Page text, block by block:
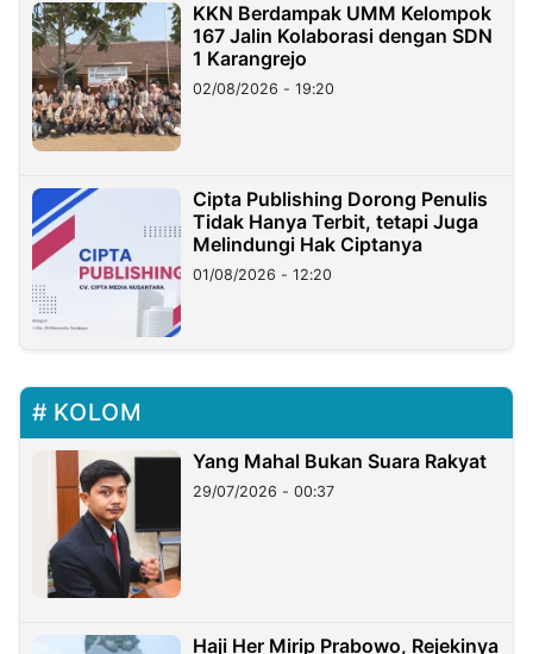
KKN Berdampak UMM Kelompok
167 Jalin Kolaborasi dengan SDN
1 Karangrejo
02/08/2026 - 19:20
Cipta Publishing Dorong Penulis
Tidak Hanya Terbit, tetapi Juga
Melindungi Hak Ciptanya
01/08/2026 - 12:20
KOLOM
Yang Mahal Bukan Suara Rakyat
29/07/2026 - 00:37
Haji Her Mirip Prabowo, Rejekinya